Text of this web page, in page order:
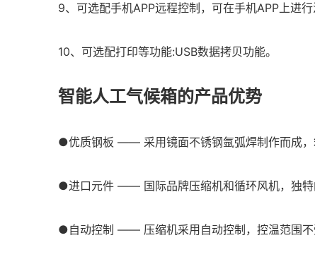
9、可选配手机APP远程控制，可在手机APP上进
10、可选配打印等功能:USB数据拷贝功能。
智能人工气候箱的产品优势
●优质钢板 —— 采用镜面不锈钢氩弧焊制作而成，
●进口元件 —— 国际品牌压缩机和循环风机，独特
●自动控制 —— 压缩机采用自动控制，控温范围